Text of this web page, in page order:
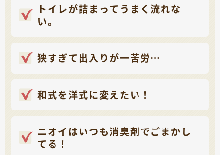
トイレが詰まってうまく流れな
い。
狭すぎて出入りが一苦労…
和式を洋式に変えたい！
ニオイはいつも消臭剤でごまかし
てる！